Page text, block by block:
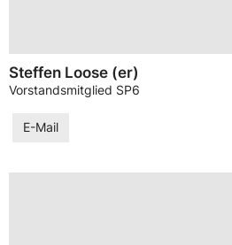
Steffen Loose (er)
Vorstandsmitglied SP6
E-Mail